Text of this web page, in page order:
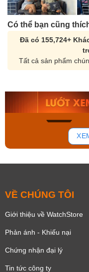
Có thể bạn cũng
Đã có 155,724+
Tất cả sản phẩm
Orient Nam
Mua ngay
VỀ CHÚNG TÔI
Giới thiệu về WatchStore
Phản ánh - Khiếu nại
Chứng nhận đại lý
Tin tức công ty